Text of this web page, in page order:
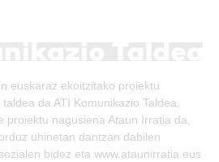
euskaraz ekoitzitako proiektu
da ATI Komunikazio Taldea,
proiektu nagusiena Ataun Irratia da,
uhinetan dantzan dabilen
bidez eta www.ataunirratia.eus